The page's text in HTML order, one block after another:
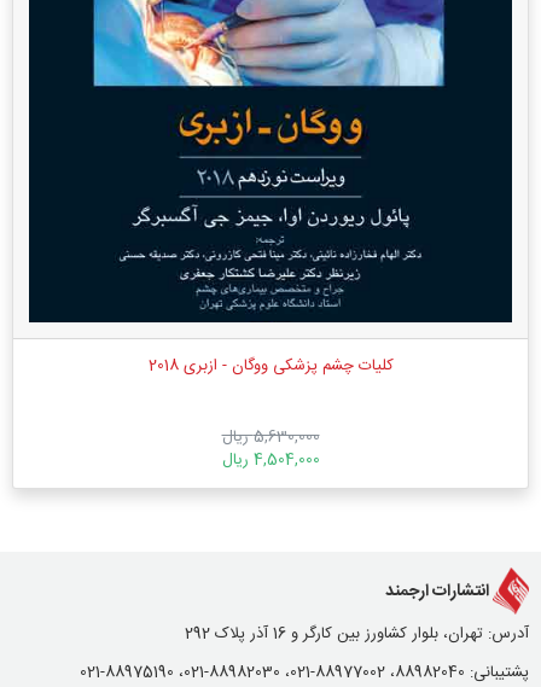
کلیات چشم پزشکی ووگان - ازبری 2018
5,630,000 ریال
4,504,000 ریال
انتشارات ارجمند
آدرس: تهران، بلوار کشاورز بین کارگر و 16 آذر پلاک 292
پشتیبانی: 88982040، 88977002-021، 88982030-021، 88975190-021